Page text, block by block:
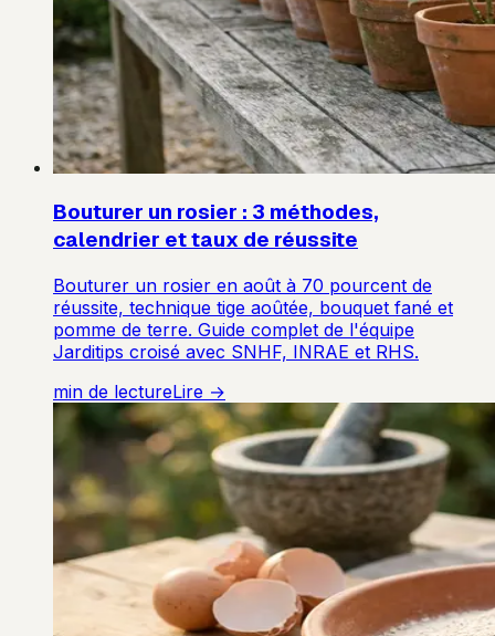
Bouturer un rosier : 3 méthodes,
calendrier et taux de réussite
Bouturer un rosier en août à 70 pourcent de
réussite, technique tige aoûtée, bouquet fané et
pomme de terre. Guide complet de l'équipe
Jarditips croisé avec SNHF, INRAE et RHS.
min de lectureLire →